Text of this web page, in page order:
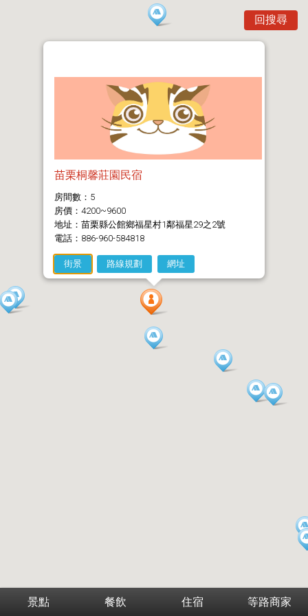
景點 餐飲 住宿 等路商家
回搜尋
苗栗桐馨莊園民宿
房間數：5
房價：4200~9600
地址：苗栗縣公館鄉福星村1鄰福星29之2號
電話：886-960-584818
街景 路線規劃 網址